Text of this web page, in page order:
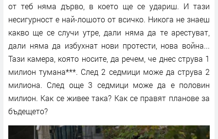
от теб няма дърво, в което ще се удариш. И тази
несигурност е най-лошото от всичко. Никога не знаеш
какво ще се случи утре, дали няма да те арестуват,
дали няма да избухнат нови протести, нова война...
Тази камера, която носите, да речем, че днес струва 1
милион тумана***. След 2 седмици може да струва 2
милиона. След още 3 седмици може да е половин
милион. Как се живее така? Как се правят планове за
бъдещето?